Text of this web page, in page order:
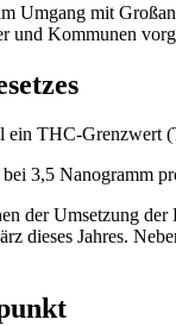
Umgang mit
und Kommunen
ein THC-
3,5 Nanogramm
der Umsetzung
dieses Jahres.